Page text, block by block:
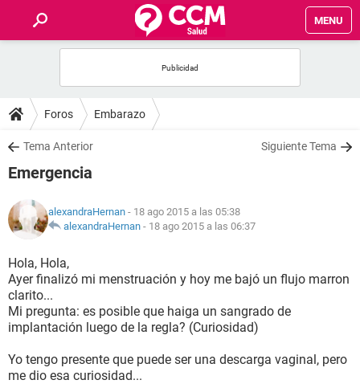
MENU
FOROS
SALUD
FAMILIA
NUTRICIÓN
BIENESTAR
SEXUALIDAD
Foros Embarazo
Tema Anterior Siguiente Tema
Emergencia
alexandraHernan - 18 ago 2015 a las 05:38
alexandraHernan - 18 ago 2015 a las 06:37
Hola, Hola,
Ayer finalizó mi menstruación y hoy me bajó un flujo marron
clarito...
Mi pregunta: es posible que haiga un sangrado de
implantación luego de la regla? (Curiosidad)
Yo tengo presente que puede ser una descarga vaginal, pero
me dio esa curiosidad...